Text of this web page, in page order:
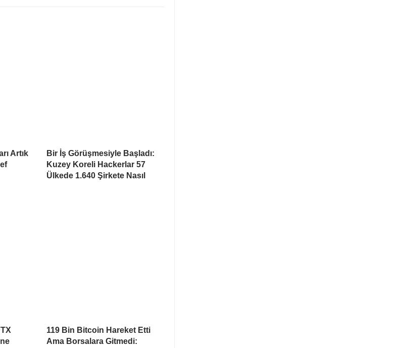
Artık
Bir İş Görüşmesiyle Başladı:
Kuzey Koreli Hackerlar 57
Ülkede 1.640 Şirkete Nasıl
119 Bin Bitcoin Hareket Etti
Ama Borsalara Gitmedi: